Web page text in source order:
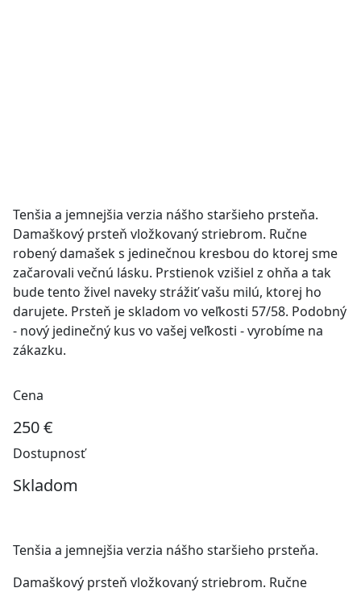
Tenšia a jemnejšia verzia nášho staršieho prsteňa.
Damaškový prsteň vložkovaný striebrom. Ručne
robený damašek s jedinečnou kresbou do ktorej sme
začarovali večnú lásku. Prstienok vzišiel z ohňa a tak
bude tento živel naveky strážiť vašu milú, ktorej ho
darujete. Prsteň je skladom vo veľkosti 57/58. Podobný
- nový jedinečný kus vo vašej veľkosti - vyrobíme na
zákazku.
Cena
250 €
Dostupnosť
Skladom
Tenšia a jemnejšia verzia nášho staršieho prsteňa.
Damaškový prsteň vložkovaný striebrom. Ručne